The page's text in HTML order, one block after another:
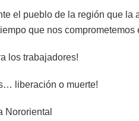
el pueblo de la región que
que nos
los trabajadores!
liberación o muerte!
Nororiental